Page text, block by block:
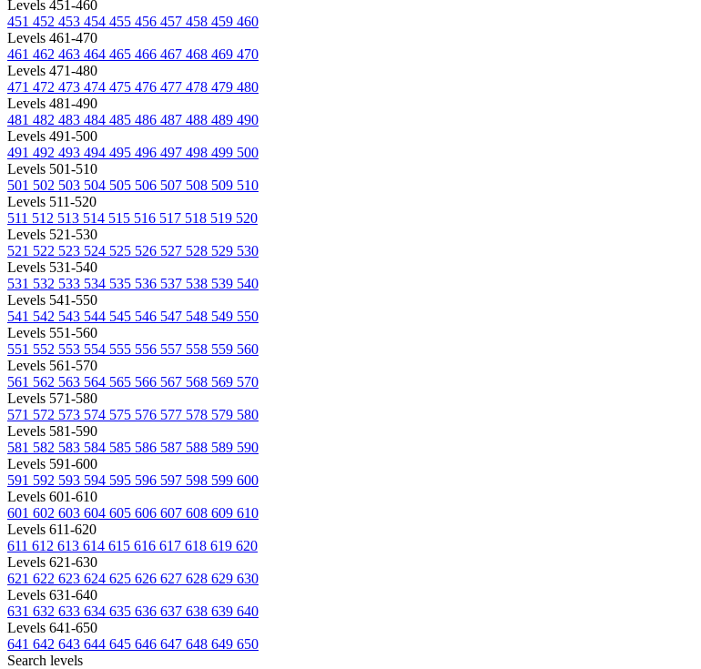
Levels 451-460
451 452 453 454 455 456 457 458 459 460
Levels 461-470
461 462 463 464 465 466 467 468 469 470
Levels 471-480
471 472 473 474 475 476 477 478 479 480
Levels 481-490
481 482 483 484 485 486 487 488 489 490
Levels 491-500
491 492 493 494 495 496 497 498 499 500
Levels 501-510
501 502 503 504 505 506 507 508 509 510
Levels 511-520
511 512 513 514 515 516 517 518 519 520
Levels 521-530
521 522 523 524 525 526 527 528 529 530
Levels 531-540
531 532 533 534 535 536 537 538 539 540
Levels 541-550
541 542 543 544 545 546 547 548 549 550
Levels 551-560
551 552 553 554 555 556 557 558 559 560
Levels 561-570
561 562 563 564 565 566 567 568 569 570
Levels 571-580
571 572 573 574 575 576 577 578 579 580
Levels 581-590
581 582 583 584 585 586 587 588 589 590
Levels 591-600
591 592 593 594 595 596 597 598 599 600
Levels 601-610
601 602 603 604 605 606 607 608 609 610
Levels 611-620
611 612 613 614 615 616 617 618 619 620
Levels 621-630
621 622 623 624 625 626 627 628 629 630
Levels 631-640
631 632 633 634 635 636 637 638 639 640
Levels 641-650
641 642 643 644 645 646 647 648 649 650
Search levels